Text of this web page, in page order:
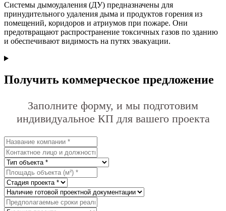
Системы дымоудаления (ДУ) предназначены для
принудительного удаления дыма и продуктов горения из
помещений, коридоров и атриумов при пожаре. Они
предотвращают распространение токсичных газов по зданию
и обеспечивают видимость на путях эвакуации.
Получить коммерческое предложение
Заполните форму, и мы подготовим
индивидуальное КП для вашего проекта